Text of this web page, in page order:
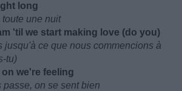
long
toute une nuit
'til we start making love (do you)
jusqu'à ce que nous commencions à
tu)
we're feeling
passe, on se sent bien